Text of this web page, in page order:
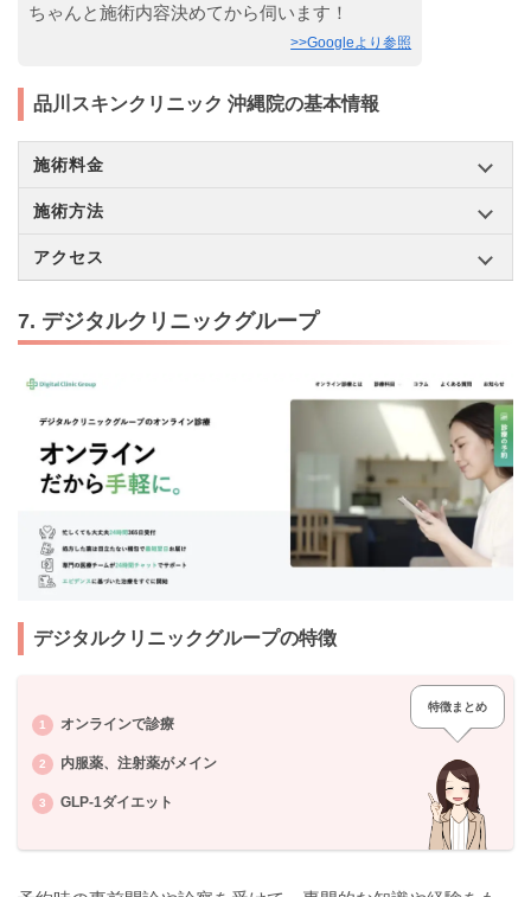
ちゃんと施術内容決めてから伺います！
>>Googleより参照
品川スキンクリニック 沖縄院の基本情報
施術料金
施術方法
アクセス
7. デジタルクリニックグループ
デジタルクリニックグループの特徴
オンラインで診療
内服薬、注射薬がメイン
GLP-1ダイエット
特徴まとめ